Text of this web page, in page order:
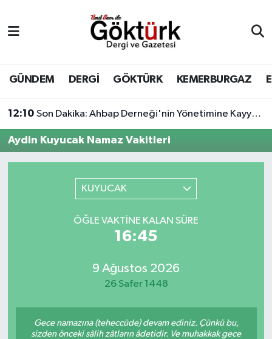
GÜNDEM DERGİ GÖKTÜRK KEMERBURGAZ
12:10 Son Dakika: Ahbap Derneği'nin Yönetimine Kayyum Atandı
Aydin Kuyucak Namaz Vakitleri
KUYUCAK
ÖĞLE VAKTINE KALAN SÜRE
16:45
9 Ağustos 2026
26 Safer 1448
Gece namazına (teheccüde) devam ediniz. Çünkü bu,
sizden önceki sâlih zâtların âdetidir. Ve muhakkak gece
BİLİM
DERGİ
DÜNYA
EKONOMİ
KÜLTÜR - SANAT
Eyüpsultan Hava Durumu
Eyüpsultan Trafik Yoğunluk Haritası
Süper Lig Puan Durumu ve Fikstür
Tüm Manşetler
Haber Arşivi